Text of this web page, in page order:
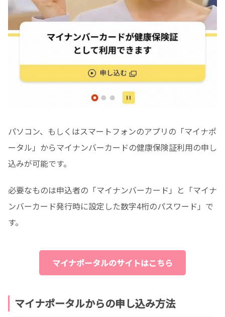
パソコン、もしくはスマートフォンのアプリの「マイナポ
ータル」からマイナンバーカードの健康保険証利用の申し
込みが可能です。
必要なものは申込者の「マイナンバーカード」と「マイナ
ンバーカード発行時に設定した数字4桁のパスワード」で
す。
マイナポータルのサイトはこちら
マイナポータルからの申し込み方法